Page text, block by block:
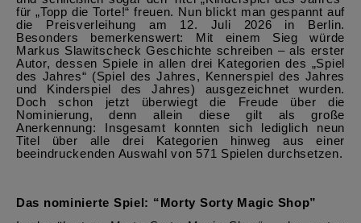
für „Topp die Torte!“ freuen. Nun blickt man gespannt auf
die Preisverleihung am 12. Juli 2026 in Berlin.
Besonders bemerkenswert: Mit einem Sieg würde
Markus Slawitscheck Geschichte schreiben – als erster
Autor, dessen Spiele in allen drei Kategorien des „Spiel
des Jahres“ (Spiel des Jahres, Kennerspiel des Jahres
und Kinderspiel des Jahres) ausgezeichnet wurden.
Doch schon jetzt überwiegt die Freude über die
Nominierung, denn allein diese gilt als große
Anerkennung: Insgesamt konnten sich lediglich neun
Titel über alle drei Kategorien hinweg aus einer
beeindruckenden Auswahl von 571 Spielen durchsetzen.
Das nominierte Spiel: “Morty Sorty Magic Shop”